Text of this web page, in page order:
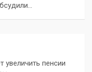
пенсии